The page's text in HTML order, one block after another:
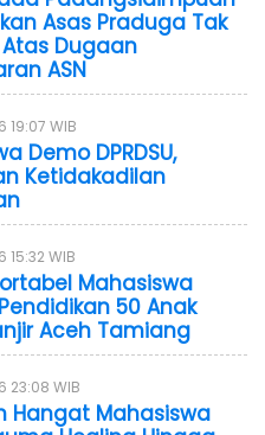
Asas Praduga Tak
Dugaan
ASN
19:07 WIB
Demo DPRDSU,
Ketidakadilan
15:32 WIB
Mahasiswa
50 Anak
Aceh Tamiang
23:08 WIB
Hangat Mahasiswa